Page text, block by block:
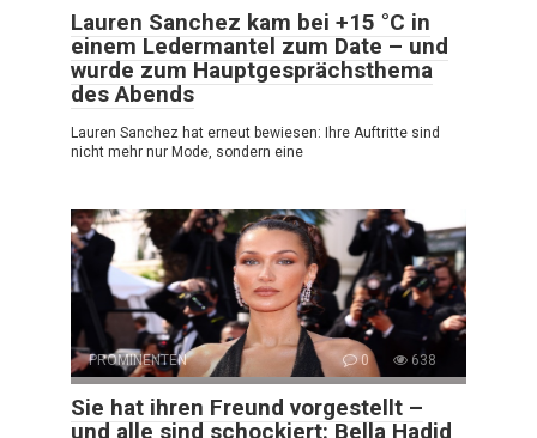
Lauren Sanchez kam bei +15 °C in
einem Ledermantel zum Date – und
wurde zum Hauptgesprächsthema
des Abends
Lauren Sanchez hat erneut bewiesen: Ihre Auftritte sind
nicht mehr nur Mode, sondern eine
PROMINENTEN 0 638
Sie hat ihren Freund vorgestellt –
und alle sind schockiert: Bella Hadid